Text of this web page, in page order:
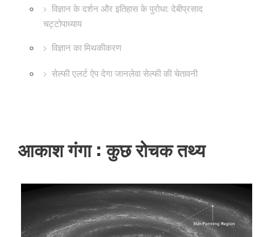
विज्ञान के दर्शन और इतिहास के पुरोधा: देबीप्रसाद
चट्टोपाध्याय
विज्ञान का मिथकीकरण
सेल्फी एलर्ट ऐप देगा जानलेवा सेल्फी की चेतावनी
आकाश गंगा : कुछ रोचक तथ्य